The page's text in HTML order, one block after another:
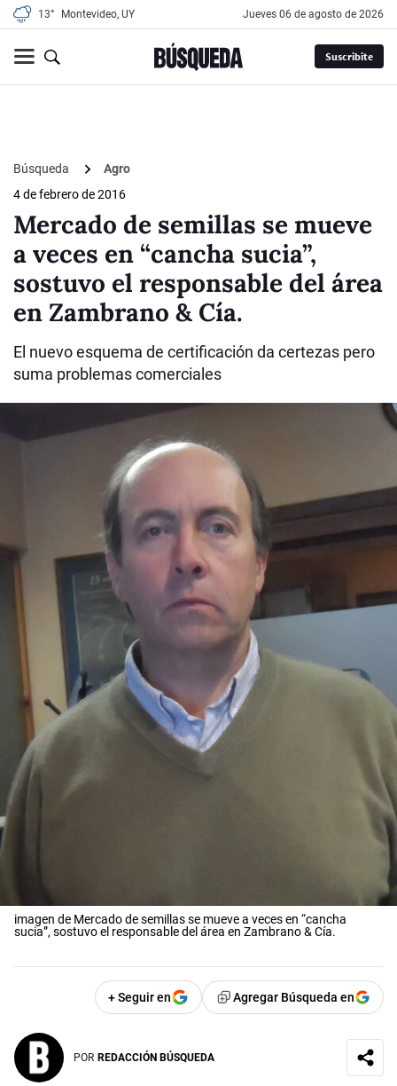
13° Montevideo, UY jueves 06 de agosto de 2026
Suscribite
Búsqueda
Agro
4 de febrero de 2016
Mercado de semillas se mueve
a veces en “cancha sucia”,
sostuvo el responsable del área
en Zambrano & Cía.
El nuevo esquema de certificación da certezas pero
suma problemas comerciales
imagen de Mercado de semillas se mueve a veces en “cancha
sucia”, sostuvo el responsable del área en Zambrano & Cía.
+ Seguir en Agregar Búsqueda en
POR REDACCIÓN BÚSQUEDA